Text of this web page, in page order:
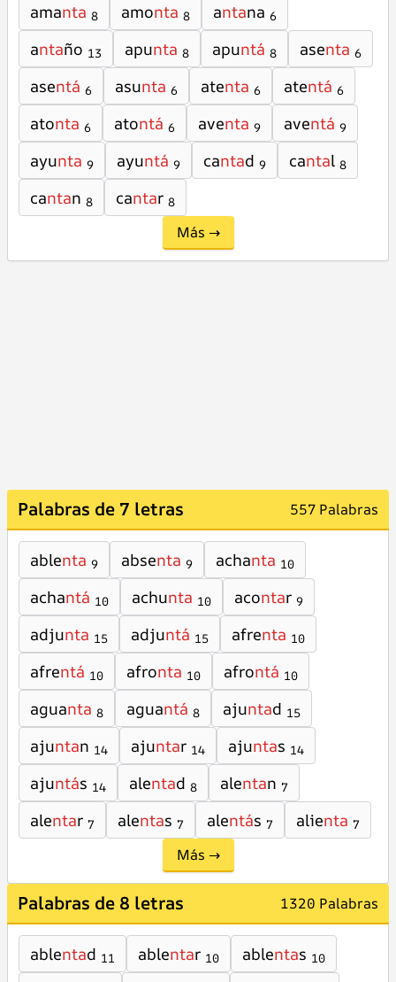
amanta 8 amonta 8 antana 6
antaño 13 apunta 8 apuntá 8 asenta 6
asentá 6 asunta 6 atenta 6 atentá 6
atonta 6 atontá 6 aventa 9 aventá 9
ayunta 9 ayuntá 9 cantad 9 cantal 8
cantan 8 cantar 8
Más →
Palabras de 7 letras 557 Palabras
ablenta 9 absenta 9 achanta 10
achantá 10 achunta 10 acontar 9
adjunta 15 adjuntá 15 afrenta 10
afrentá 10 afronta 10 afrontá 10
aguanta 8 aguantá 8 ajuntad 15
ajuntan 14 ajuntar 14 ajuntas 14
ajuntás 14 alentad 8 alentan 7
alentar 7 alentas 7 alentás 7 alienta 7
Más →
Palabras de 8 letras 1320 Palabras
ablentad 11 ablentar 10 ablentas 10